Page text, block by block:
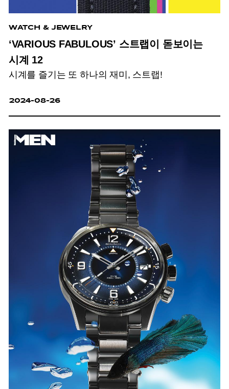
WATCH & JEWELRY
‘VARIOUS FABULOUS’ 스트랩이 돋보이는
시계 12
시계를 즐기는 또 하나의 재미, 스트랩!
2024-08-26